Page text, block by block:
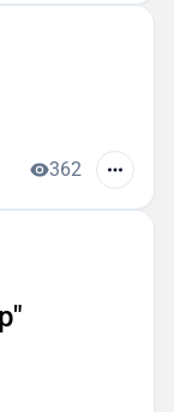
362